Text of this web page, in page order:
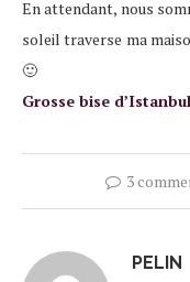
En attendant, nous
soleil traverse ma
🙂
Grosse bise
3
PELIN